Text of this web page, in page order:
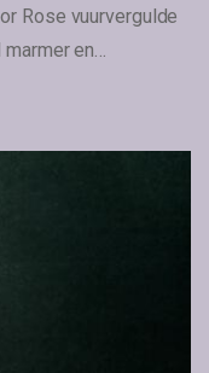
Rose vuurvergulde
en…